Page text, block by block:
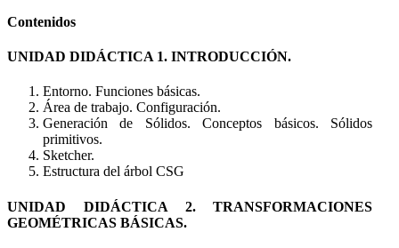
Contenidos
UNIDAD DIDÁCTICA 1. INTRODUCCIÓN.
Entorno. Funciones básicas.
Área de trabajo. Configuración.
Generación de Sólidos. Conceptos básicos. Sólidos
primitivos.
Sketcher.
Estructura del árbol CSG
UNIDAD DIDÁCTICA 2. TRANSFORMACIONES
GEOMÉTRICAS BÁSICAS.